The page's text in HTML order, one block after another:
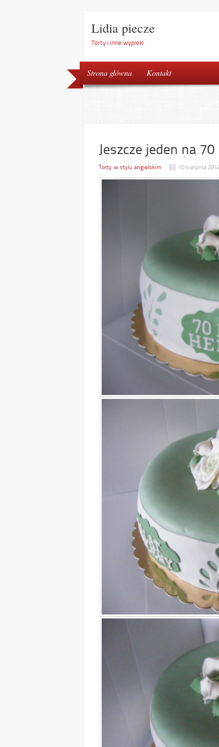
Lidia piecze
Torty i inne wypieki
Strona główna Kontakt
Jeszcze jeden na
Torty, w stylu angielskim 10 sierpnia 2014